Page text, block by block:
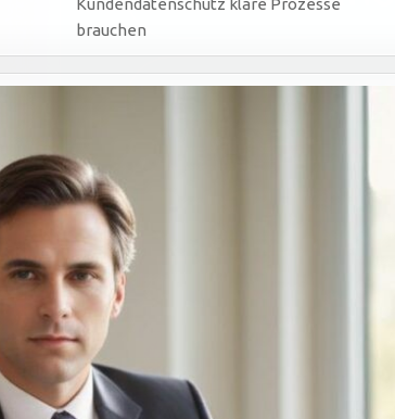
Kundendatenschutz klare Prozesse
brauchen